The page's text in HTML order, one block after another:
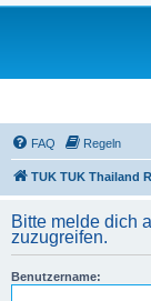
FAQ Regeln
TUK TUK Thailand
Bitte melde dich
zuzugreifen.
Benutzername: